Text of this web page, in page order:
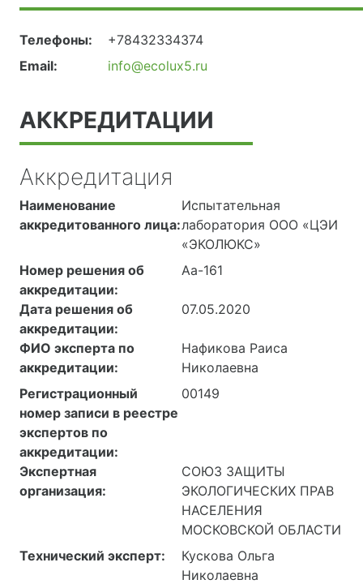
Телефоны:
+78432334374
Email:
info@ecolux5.ru
АККРЕДИТАЦИИ
Аккредитация
Наименование
аккредитованного лица:
Испытательная
лаборатория ООО «ЦЭИ
«ЭКОЛЮКС»
Номер решения об
аккредитации:
Аа-161
Дата решения об
аккредитации:
07.05.2020
ФИО эксперта по
аккредитации:
Нафикова Раиса
Николаевна
Регистрационный
номер записи в реестре
экспертов по
аккредитации:
00149
Экспертная
организация:
СОЮЗ ЗАЩИТЫ
ЭКОЛОГИЧЕСКИХ ПРАВ
НАСЕЛЕНИЯ
МОСКОВСКОЙ ОБЛАСТИ
Технический эксперт:
Кускова Ольга
Николаевна